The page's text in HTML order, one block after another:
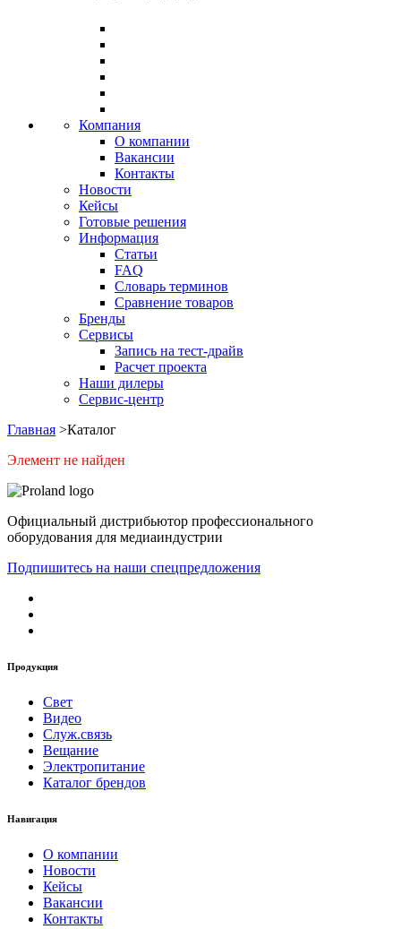
Компания
О компании
Вакансии
Контакты
Новости
Кейсы
Готовые решения
Информация
Статьи
FAQ
Словарь терминов
Сравнение товаров
Бренды
Сервисы
Запись на тест-драйв
Расчет проекта
Наши дилеры
Сервис-центр
Главная >Каталог
Элемент не найден
Официальный дистрибьютор профессионального
оборудования для медиаиндустрии
Подпишитесь на наши спецпредложения
Продукция
Свет
Видео
Служ.связь
Вещание
Электропитание
Каталог брендов
Навигация
О компании
Новости
Кейсы
Вакансии
Контакты